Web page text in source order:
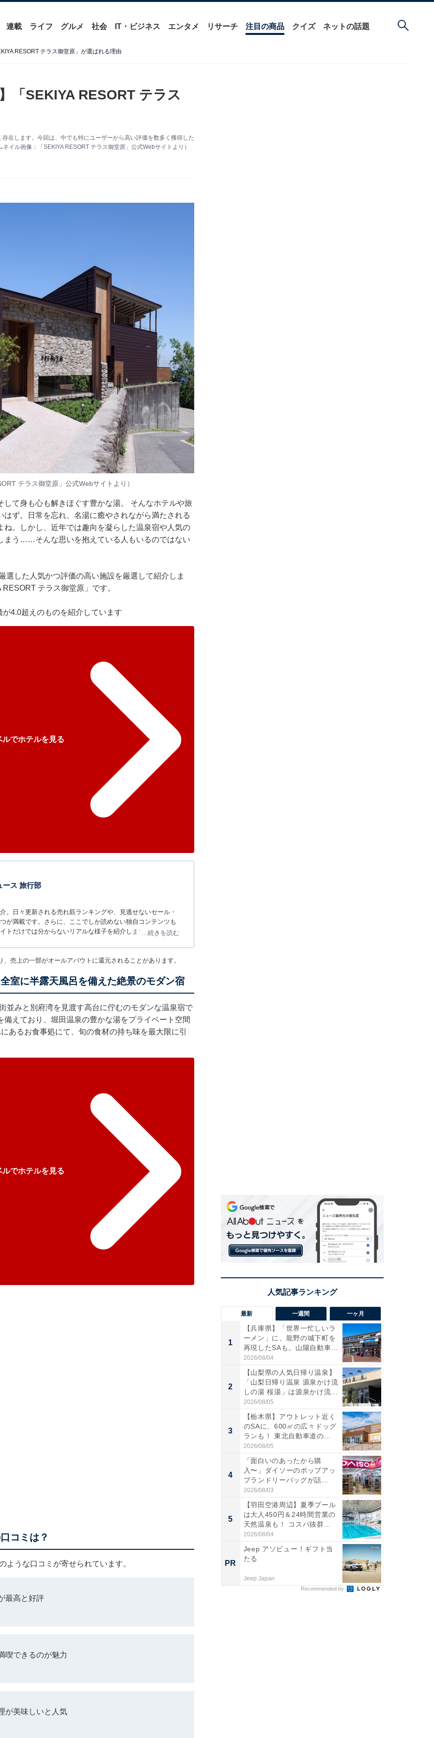
連載 ライフ グルメ 社会 IT・ビジネス エンタメ リサーチ 注目の商品 クイズ ネットの話題
RESORT テラス御堂原」が選ばれる理由
「SEKIYA RESORT テラス
在します。今回は、中でも特にユーザーから高い評価を数多く獲得した
イル画像：「SEKIYA RESORT テラス御堂原」公式Webサイトより）
テラス御堂原」公式Webサイトより）
て身も心も解きほぐす豊かな湯。 そんなホテルや旅
ず。日常を忘れ、名湯に癒やされながら満たされる
。しかし、近年では趣向を凝らした温泉宿や人気の
まう……そんな思いを抱えている人もいるのではない
した人気かつ評価の高い施設を厳選して紹介しま
テラス御堂原」です。
4.0超えのものを紹介しています
でホテルを見る
ス 旅行部
。日々更新される売れ筋ランキングや、見逃せないセール・
が満載です。さらに、ここでしか読めない独自コンテンツも
トだけでは分からないリアルな様子を紹介します。...続きを読む
売上の一部がオールアバウトに還元されることがあります。
室に半露天風呂を備えた絶景のモダン宿
並みと別府湾を見渡す高台に佇むのモダンな温泉宿で
えており、堀田温泉の豊かな湯をプライベート空間
あるお食事処にて、旬の食材の持ち味を最大限に引
でホテルを見る
コミは？
うな口コミが寄せられています。
最高と好評
喫できるのが魅力
が美味しいと人気
最新 一週間 一ヶ月
1
【兵庫県】「世界一忙しいラ
ーメン」に、龍野の城下町を
再現したSAも。山陽自動車
道...
2026/08/04
2
【山梨県の人気日帰り温泉】
「山梨日帰り温泉 源泉かけ流
しの湯 桜湯」は源泉かけ流...
2026/08/05
3
【栃木県】アウトレット近く
のSAに、600㎡の広々ドッグ
ランも！ 東北自動車道の...
2026/08/05
4
「面白いのあったから購
入〜」ダイソーのポップアッ
プランドリーバッグが話
題。“さま...
2026/08/03
5
【羽田空港周辺】夏季プール
は大人450円＆24時間営業の
天然温泉も！ コスパ抜群...
2026/08/04
PR
Jeep アソビュー！ギフト当
たる
Jeep Japan
Recommended by